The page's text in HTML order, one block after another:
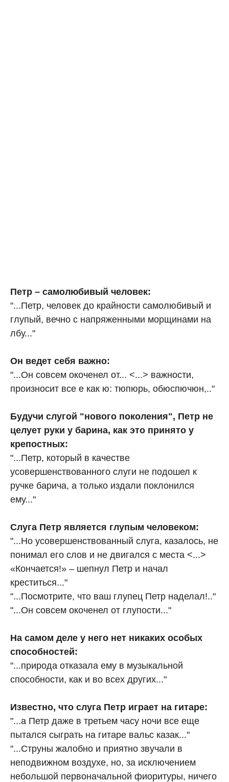
Петр – самолюбивый человек:
"...Петр, человек до крайности самолюбивый и
глупый, вечно с напряженными морщинами на
лбу..."
Он ведет себя важно:
"...Он совсем окоченел от... <...> важности,
произносит все е как ю: тюпюрь, обюспючюн,.."
Будучи слугой "нового поколения", Петр не
целует руки у барина, как это принято у
крепостных:
"...Петр, который в качестве
усовершенствованного слуги не подошел к
ручке барича, а только издали поклонился
ему..."
Слуга Петр является глупым человеком:
"...Но усовершенствованный слуга, казалось, не
понимал его слов и не двигался с места <...>
«Кончается!» – шепнул Петр и начал
креститься..."
"...Посмотрите, что ваш глупец Петр наделал!.."
"...Он совсем окоченел от глупости..."
На самом деле у него нет никаких особых
способностей:
"...природа отказала ему в музыкальной
способности, как и во всех других..."
Известно, что слуга Петр играет на гитаре:
"...а Петр даже в третьем часу ночи все еще
пытался сыграть на гитаре вальс казак..."
"...Струны жалобно и приятно звучали в
неподвижном воздухе, но, за исключением
небольшой первоначальной фиоритуры, ничего